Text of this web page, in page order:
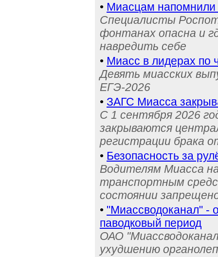
• Миасцам напомнили
Специалисты
фонтанах опасна и
навредить себе
• Миасс в лидерах по
Девять миасских
ЕГЭ-2026
• ЗАГС Миасса
С 1 сентября 2026
закрываются
регистрации брака
• Безопасность за
Водителям Миасса
транспортным
состоянии
• "Миассводоканал" -
паводковый период
ОАО
ухудшению